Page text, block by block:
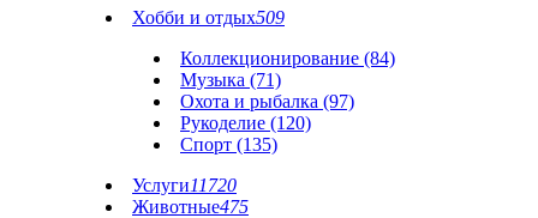
Хобби и отдых509
Коллекционирование (84)
Музыка (71)
Охота и рыбалка (97)
Рукоделие (120)
Спорт (135)
Услуги11720
Животные475